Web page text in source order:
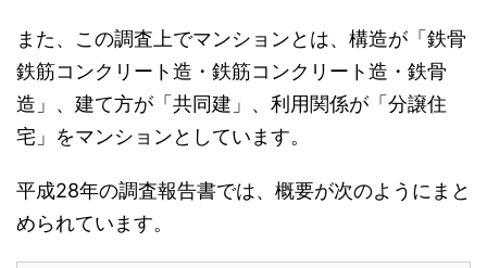
また、この調査上でマンションとは、構造が「鉄骨
鉄筋コンクリート造・鉄筋コンクリート造・鉄骨
造」、建て方が「共同建」、利用関係が「分譲住
宅」をマンションとしています。
平成28年の調査報告書では、概要が次のようにまと
められています。